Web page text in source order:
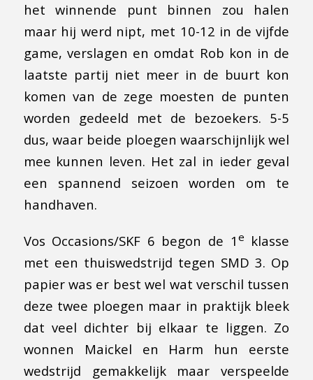
het winnende punt binnen zou halen
maar hij werd nipt, met 10-12 in de vijfde
game, verslagen en omdat Rob kon in de
laatste partij niet meer in de buurt kon
komen van de zege moesten de punten
worden gedeeld met de bezoekers. 5-5
dus, waar beide ploegen waarschijnlijk wel
mee kunnen leven. Het zal in ieder geval
een spannend seizoen worden om te
handhaven.
Vos Occasions/SKF 6 begon de 1 e klasse
met een thuiswedstrijd tegen SMD 3. Op
papier was er best wel wat verschil tussen
deze twee ploegen maar in praktijk bleek
dat veel dichter bij elkaar te liggen. Zo
wonnen Maickel en Harm hun eerste
wedstrijd gemakkelijk maar verspeelde